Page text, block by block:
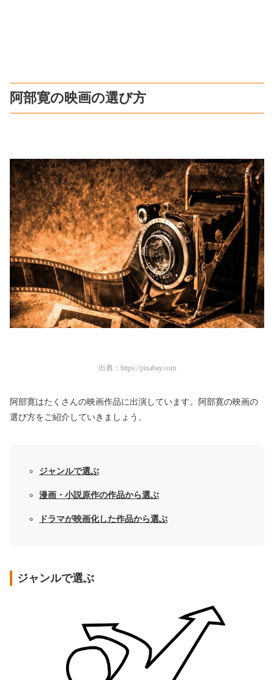
阿部寛の映画の選び方
出典： https://pixabay.com
阿部寛はたくさんの映画作品に出演しています。阿部寛の映画の
選び方をご紹介していきましょう。
ジャンルで選ぶ
漫画・小説原作の作品から選ぶ
ドラマが映画化した作品から選ぶ
ジャンルで選ぶ